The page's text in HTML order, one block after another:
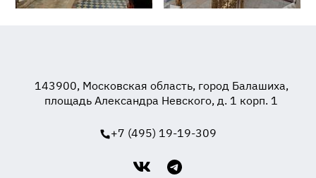
143900, Московская область, город Балашиха,
площадь Александра Невского, д. 1 корп. 1
+7 (495) 19-19-309